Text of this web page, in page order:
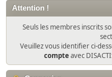
Attention !
Seuls les membres inscrits
Veuillez vous identifier ci-
compteavec